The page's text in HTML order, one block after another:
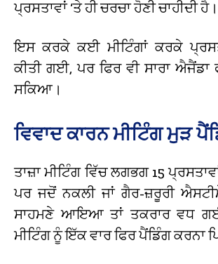
ਪ੍ਰਸਤਾਵਾਂ ‘ਤੇ ਹੀ ਚਰਚਾ ਹੋਣੀ ਚਾਹੀਦੀ ਹੈ।
ਇਸ ਕਰਕੇ ਕਈ ਮੀਟਿੰਗਾਂ ਕਰਕੇ
ਕੀਤੀ ਗਈ, ਪਰ ਫਿਰ ਵੀ ਸਾਰਾ
ਸਕਿਆ।
ਵਿਵਾਦ ਕਾਰਨ ਮੀਟਿੰਗ ਮੁੜ
ਤਾਜ਼ਾ ਮੀਟਿੰਗ ਵਿੱਚ ਲਗਭਗ 15
ਪਰ ਜਦੋਂ ਨਕਲੀ ਜਾਂ ਗੈਰ-ਜ਼ਰੂਰੀ
ਸਾਹਮਣੇ ਆਇਆ ਤਾਂ ਤਕਰਾਰ ਵਧ
ਮੀਟਿੰਗ ਨੂੰ ਇੱਕ ਵਾਰ ਫਿਰ ਪੈਂਡਿੰਗ ਕਰਨਾ